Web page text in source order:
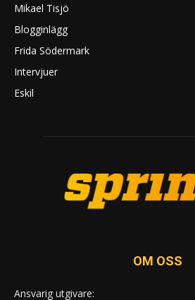
Mikael Tisjö
Blogginlägg
Frida Södermark
Intervjuer
Eskil
OM OSS
Ansvarig utgivare: